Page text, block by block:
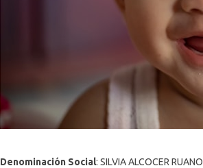
Denominación Social: SILVIA ALCOCER RUANO